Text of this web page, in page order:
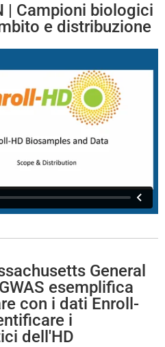
| Campioni biologici
e distribuzione
General
esemplifica
con i dati Enroll-
i
dell'HD